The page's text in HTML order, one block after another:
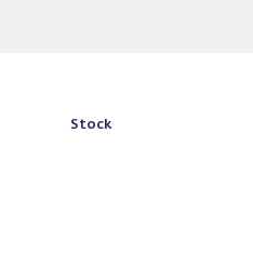
Stock